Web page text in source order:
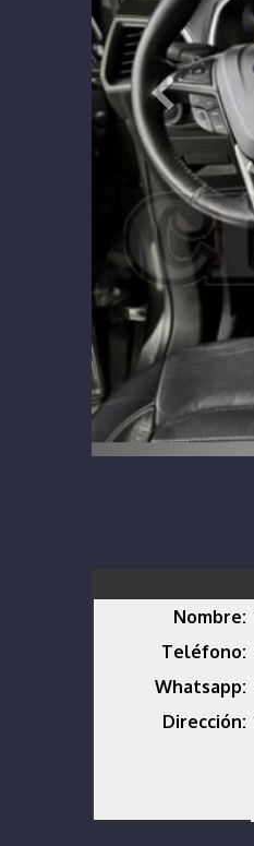
Nombre:
Teléfono:
Whatsapp:
Dirección: